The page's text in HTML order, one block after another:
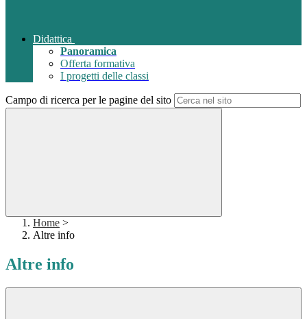
Didattica
Panoramica
Offerta formativa
I progetti delle classi
Campo di ricerca per le pagine del sito
Home >
Altre info
Altre info